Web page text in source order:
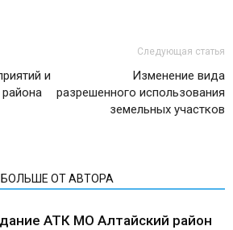
и
Следующая статья
Изменение вида
разрешенного использования
земельных участков
БОЛЬШЕ ОТ АВТОРА
АТК МО Алтайский район